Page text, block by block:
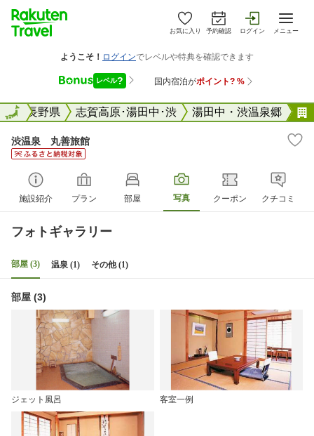
お気に入り 予約確認 ログイン メニュー
全国長野県 志賀高原･湯田中･渋 湯田中・渋温泉郷
全国
渋温泉 丸善旅館
施設紹介 プラン 部屋 写真 クーポン クチコミ
フォトギャラリー
部屋 (3) 温泉 (1) その他 (1)
部屋 (3)
ジェット風呂 客室一例